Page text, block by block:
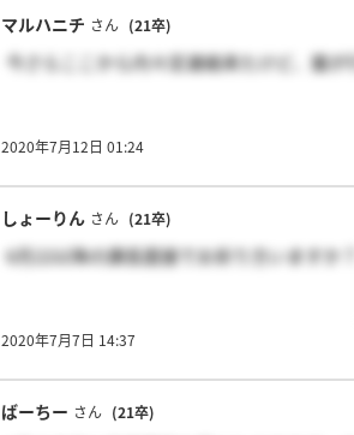
マルハニチ さん (21卒)
今さらここから内々定連絡来たけど、誰
2020年7月12日 01:24
しょーりん さん (21卒)
6月22以降の課長面接でお祈り方いますか
2020年7月7日 14:37
ばーちー さん (21卒)